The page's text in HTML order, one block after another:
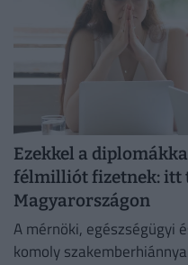
Ezekkel a
félmilliót fizetnek: itt
Magyarországon
A mérnöki, egészségügyi
komoly